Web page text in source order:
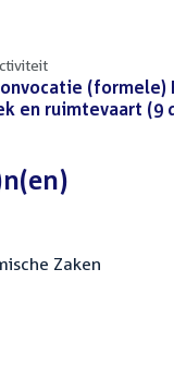
(formele)
ruimtevaart (9
Zaken